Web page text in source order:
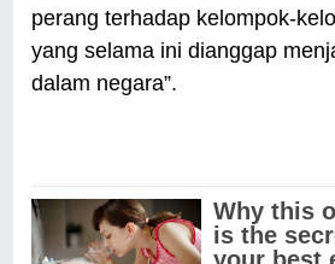
perang terhadap kelompok-
yang selama ini dianggap
dalam negara”.